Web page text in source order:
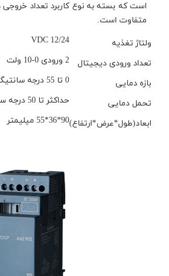
است که بسته به نوع کاربرد تعداد
متفاوت است.
ولتاژ تغذیه 12/24 VDC
تعداد ورودی دیجیتال 2 ورودی 0-10 ولت
بازه دمایی 0 تا 55 درجه سانتیگراد
تحمل دمایی حداکثر تا 50 درجه سانتیگراد
ابعاد(طول*عرض*ارتفاع)90*36*55 میلیمتر